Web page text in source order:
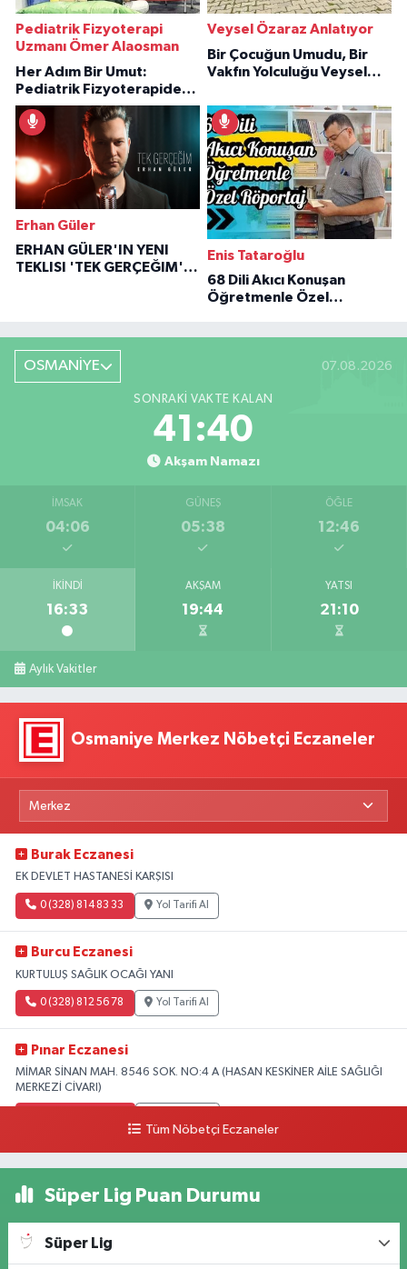
Pediatrik Fizyoterapi
Uzmanı Ömer Alaosman
Her Adım Bir Umut:
Pediatrik Fizyoterapiden
İlham Veren Hikâyeler
Veysel Özaraz Anlatıyor
Bir Çocuğun Umudu, Bir
Vakfın Yolculuğu Veysel
Erhan Güler
ERHAN GÜLER'IN YENI
TEKLISI 'TEK GERÇEĞIM'LE
Enis Tataroğlu
68 Dili Akıcı Konuşan
Öğretmenle Özel
OSMANİYE 07.08.2026
SONRAKI VAKTE KALAN
41:39
Akşam Namazı
İMSAK
04:06
GÜNEŞ
05:38
ÖĞLE
12:46
İKINDI
16:33
AKŞAM
19:44
YATSI
21:10
Aylık Vakitler
Osmaniye Merkez Nöbetçi Eczaneler
Burak Eczanesi
EK DEVLET HASTANESİ KARŞISI
0 (328) 814 83 33 Yol Tarifi Al
Burcu Eczanesi
KURTULUŞ SAĞLIK OCAĞI YANI
0 (328) 812 56 78 Yol Tarifi Al
Pınar Eczanesi
MİMAR SİNAN MAH. 8546 SOK. NO:4 A (HASAN KESKİNER AİLE SAĞLIĞI
MERKEZİ CİVARI)
Tüm Nöbetçi Eczaneler
Süper Lig Puan Durumu
Süper Lig